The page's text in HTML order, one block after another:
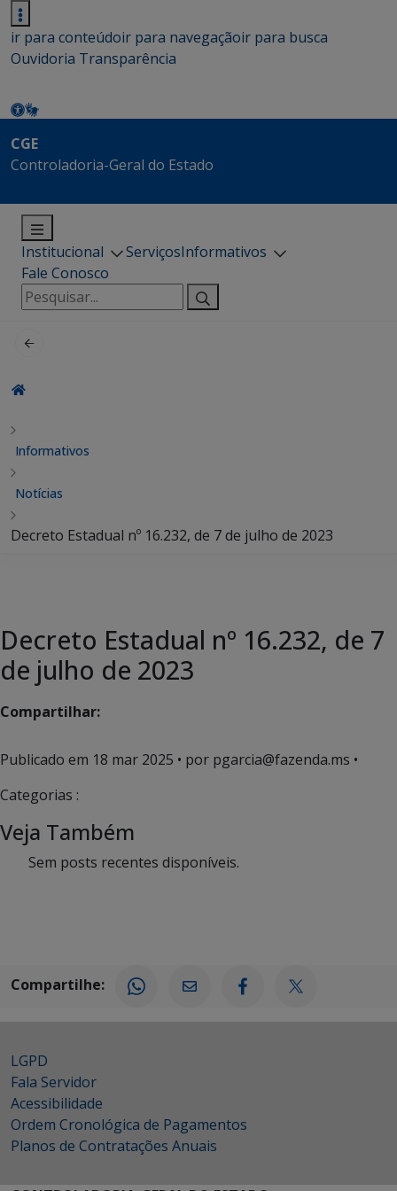
ir para conteúdoir para navegaçãoir para busca
Ouvidoria Transparência
CGE
Controladoria-Geral do Estado
Institucional ServiçosInformativos
Fale Conosco
Pesquisar
por:
Informativos
Notícias
Decreto Estadual nº 16.232, de 7 de julho de 2023
Decreto Estadual nº 16.232, de 7
de julho de 2023
Compartilhar:
Publicado em 18 mar 2025 • por pgarcia@fazenda.ms •
Categorias :
Veja Também
Sem posts recentes disponíveis.
Compartilhe:
LGPD
Fala Servidor
Acessibilidade
Ordem Cronológica de Pagamentos
Planos de Contratações Anuais